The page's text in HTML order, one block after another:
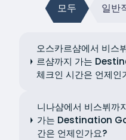
모두 일반
오스카르샴에서 비스
르샴까지 가는
체크인 시간은 언제인
니나샴에서 비스뷔까
가는 Destination
간은 언제인가요?